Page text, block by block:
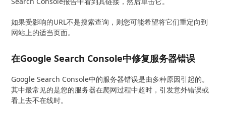
如果受影响的URL不是搜索查询，则您可能希望将它们重定向到
网站上的适当页面。
在Google Search Console中修复服务器错误
Google Search Console中的服务器错误是由多种原因引起的。
其中最常见的是您的服务器在爬网过程中超时，引发意外错误或
看上去不在线时。